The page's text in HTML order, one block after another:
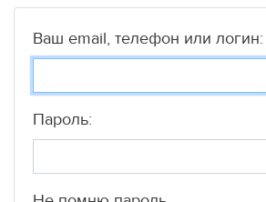
МедиаВаш email, телефон или логин:
Пароль: